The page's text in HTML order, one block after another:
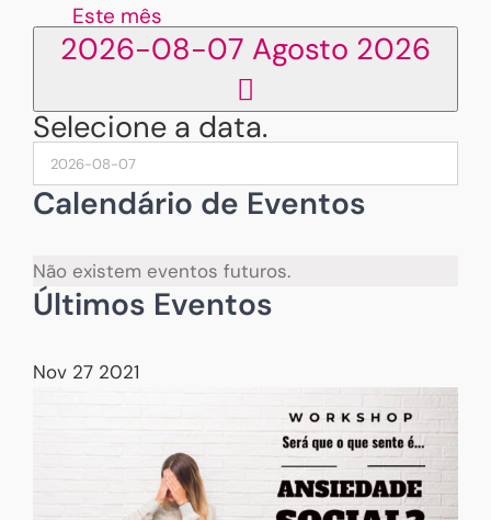
Este mês
2026-08-07 Agosto 2026
Selecione a data.
Calendário de Eventos
Não existem eventos futuros.
Últimos Eventos
Nov 27 2021